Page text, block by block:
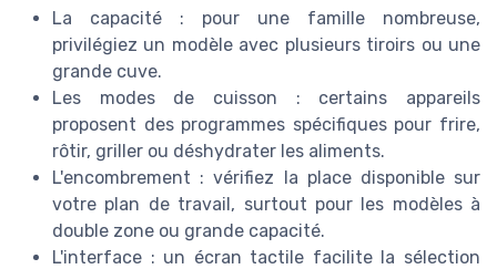
La capacité : pour une famille nombreuse,
privilégiez un modèle avec plusieurs tiroirs ou une
grande cuve.
Les modes de cuisson : certains appareils
proposent des programmes spécifiques pour frire,
rôtir, griller ou déshydrater les aliments.
L'encombrement : vérifiez la place disponible sur
votre plan de travail, surtout pour les modèles à
double zone ou grande capacité.
L'interface : un écran tactile facilite la sélection